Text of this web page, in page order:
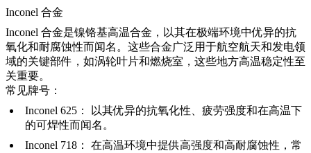
Inconel 合金
Inconel 合金是镍铬基高温合金，以其在极端环境中优异的抗
氧化和耐腐蚀性而闻名。这些合金广泛用于航空航天和发电领
域的关键部件，如涡轮叶片和燃烧室，这些地方高温稳定性至
关重要。
常见牌号：
Inconel 625 ：
以其优异的抗氧化性、疲劳强度和在高温下
的可焊性而闻名。
Inconel 718 ：
在高温环境中提供高强度和高耐腐蚀性，常